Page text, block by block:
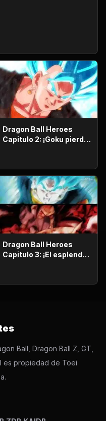
Dragon Ball Heroes
Capitulo 2: ¡Goku pierde
Dragon Ball Heroes
Capitulo 3: ¡El esplendor
explota!
Ball, Dragon Ball Z, GT,
es propiedad de Toei